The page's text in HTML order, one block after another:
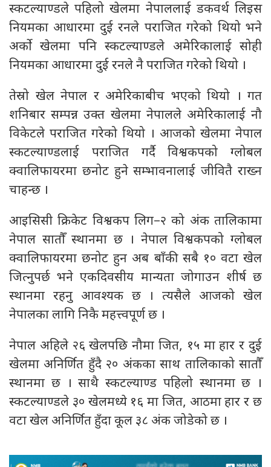
स्कटल्याण्डले पहिलो खेलमा नेपाललाई डकवर्थ लिइस
नियमका आधारमा दुई रनले पराजित गरेको थियो भने
अर्को खेलमा पनि स्कटल्याण्डले अमेरिकालाई सोही
नियमका आधारमा दुई रनले नै पराजित गरेको थियो ।
तेस्रो खेल नेपाल र अमेरिकाबीच भएको थियो । गत
शनिबार सम्पन्न उक्त खेलमा नेपालले अमेरिकालाई नौ
विकेटले पराजित गरेको थियो । आजको खेलमा नेपाल
स्कटल्याण्डलाई पराजित गर्दै विश्वकपको ग्लोबल
क्वालिफायरमा छनोट हुने सम्भावनालाई जीवितै राख्न
चाहन्छ ।
आइसिसी क्रिकेट विश्वकप लिग–२ को अंक तालिकामा
नेपाल सातौँ स्थानमा छ । नेपाल विश्वकपको ग्लोबल
क्वालिफायरमा छनोट हुन अब बाँकी सबै १० वटा खेल
जित्नुपर्छ भने एकदिवसीय मान्यता जोगाउन शीर्ष छ
स्थानमा रहनु आवश्यक छ । त्यसैले आजको खेल
नेपालका लागि निकै महत्त्वपूर्ण छ ।
नेपाल अहिले २६ खेलपछि नौमा जित, १५ मा हार र दुई
खेलमा अनिर्णित हुँदै २० अंकका साथ तालिकाको सातौँ
स्थानमा छ । साथै स्कटल्याण्ड पहिलो स्थानमा छ ।
स्कटल्याण्डले ३० खेलमध्ये १६ मा जित, आठमा हार र छ
वटा खेल अनिर्णित हुँदा कूल ३८ अंक जोडेको छ ।